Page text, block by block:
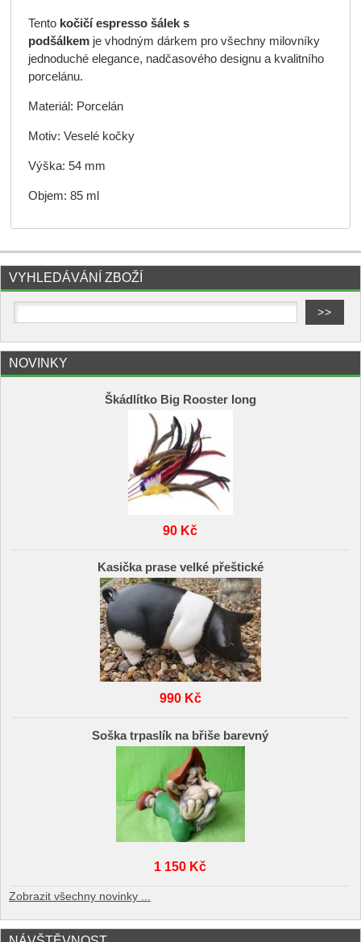
Tento kočičí espresso šálek s
podšálkemje vhodným dárkem pro všechny milovníky
jednoduché elegance, nadčasového designu a kvalitního
porcelánu.
Materiál: Porcelán
Motiv: Veselé kočky
Výška: 54 mm
Objem: 85 ml
VYHLEDÁVÁNÍ ZBOŽÍ
NOVINKY
Škádlítko Big Rooster long
90 Kč
Kasička prase velké přeštické
990 Kč
Soška trpaslík na břiše barevný
1 150 Kč
Zobrazit všechny novinky ...